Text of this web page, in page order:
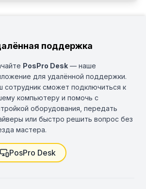
поддержка
PosPro Desk — наше
для удалённой поддержки.
сотрудник сможет подключиться к
компьютеру и помочь с
оборудования, передать
или быстро решить вопрос без
мастера.
PosPro Desk